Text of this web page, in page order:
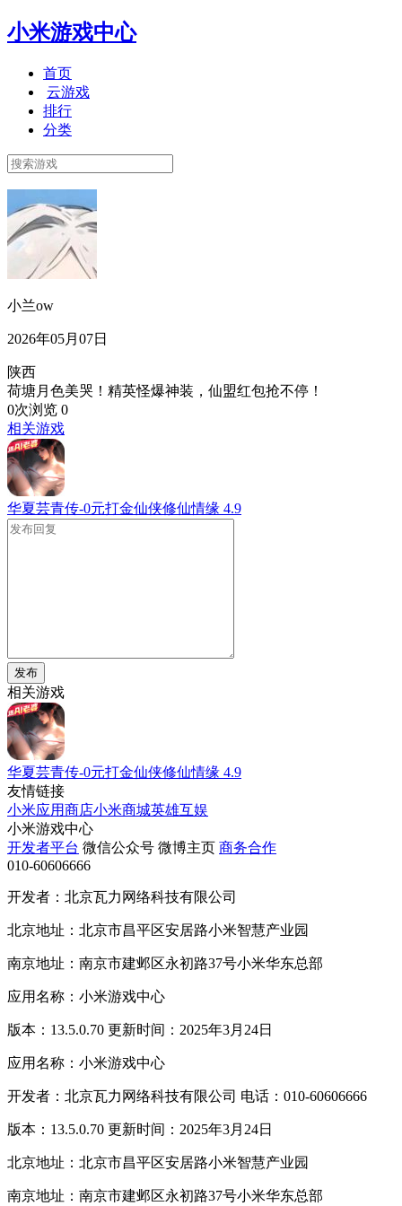
小米游戏中心
首页
云游戏
排行
分类
小兰ow
2026年05月07日
陕西
荷塘月色美哭！精英怪爆神装，仙盟红包抢不停！​
0次浏览 0
相关游戏
华夏芸青传-0元打金仙侠修仙情缘 4.9
发布
相关游戏
华夏芸青传-0元打金仙侠修仙情缘 4.9
友情链接
小米应用商店小米商城英雄互娱
小米游戏中心
开发者平台 微信公众号 微博主页 商务合作
010-60606666
开发者：北京瓦力网络科技有限公司
北京地址：北京市昌平区安居路小米智慧产业园
南京地址：南京市建邺区永初路37号小米华东总部
应用名称：小米游戏中心
版本：13.5.0.70 更新时间：2025年3月24日
应用名称：小米游戏中心
开发者：北京瓦力网络科技有限公司 电话：010-60606666
版本：13.5.0.70 更新时间：2025年3月24日
北京地址：北京市昌平区安居路小米智慧产业园
南京地址：南京市建邺区永初路37号小米华东总部